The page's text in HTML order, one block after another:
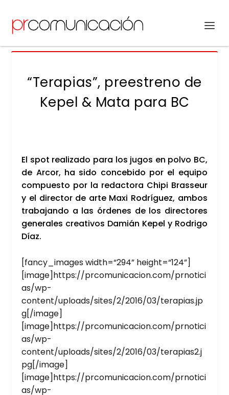
“Terapias”, preestreno de
Kepel & Mata para BC
El spot rea­li­za­do para los jugos en pol­vo BC,
de Arcor, ha sido con­ce­bi­do por el equi­po
com­pues­to por la redac­to­ra Chi­pi Bras­seur
y el direc­tor de arte Maxi Rodrí­guez, ambos
tra­ba­jan­do a las órde­nes de los direc­to­res
gene­ra­les crea­ti­vos Damián Kepel y Rodri­go
Díaz.
[fancy_images width=“294” height=“124”]
[image]https://prcomunicacion.com/prnotici
as/wp-
content/uploads/sites/2/2016/03/terapias.jp
g[/image]
[image]https://prcomunicacion.com/prnotici
as/wp-
content/uploads/sites/2/2016/03/terapias2.j
pg[/image]
[image]https://prcomunicacion.com/prnotici
as/wp-